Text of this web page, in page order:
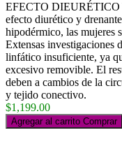
EFECTO DIEURÉTICO
efecto diurético y
hipodérmico, las mujeres
Extensas investigaciones
linfático insuficiente, ya
excesivo removible. El
deben a cambios de la
y tejido conectivo.
$1,199.00
Agregar al carrito Comprar